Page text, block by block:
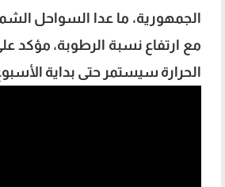
الجمهورية، ما عدا السواحل
مع ارتفاع نسبة الرطوبة، مؤكد
الحرارة سيستمر حتى بداية